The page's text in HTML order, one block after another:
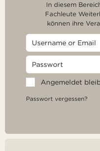
In diesem
Fachleute
können ihre
Angemeldet
Passwort vergessen?